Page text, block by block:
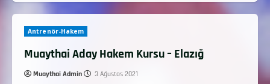
Antrenör-Hakem
Muaythai Aday Hakem Kursu – Elazığ
Muaythai Admin 3 Ağustos 2021